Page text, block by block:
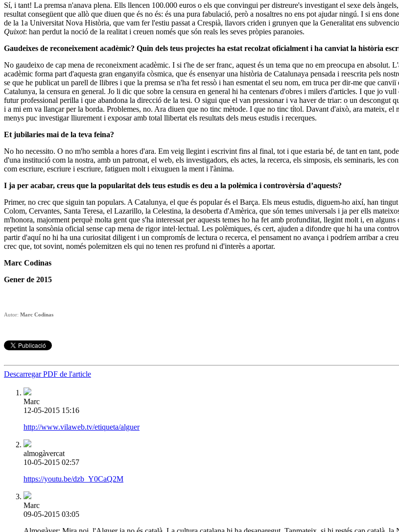
Sí, i tant! La premsa n'anava plena. Ells llencen 100.000 euros o els que convingui per distreure's investigant el sexe dels
resultat consegüent que allò que diuen que és no és: és una pura fabulació, però a nosaltres no ens pot ajudar ningú. I si ens
de la 1a Universitat Nova Història, que vam fer l'estiu passat a Crespià, llavors criden i grunyen que la Generalitat ens
Quixot: han perdut la noció de la realitat i creuen només que són reals les seves pròpies paranoies.
Gaudeixes de reconeixement acadèmic? Quin dels teus projectes ha estat recolzat oficialment i ha canviat la història
No gaudeixo de cap mena de reconeixment acadèmic. I si t'he de ser franc, aquest és un tema que no em preocupa en
acadèmic forma part d'aquesta gran enganyifa còsmica, que és ensenyar una història de Catalunaya pensada i reescrita pels
se que he publicat un parell de llibres i que la premsa se n'ha fet ressò i han esmentat el seu nom, em truca per dir-me que
Catalunya, la censura en general. Jo li dic que sobre la censura en general hi ha centenars d'obres i milers d'articles. I que jo
futur professional perilla i que abandona la direcció de la tesi. O sigui que el van pressionar i va haver de triar: o un descongut
i a mi em va llançar per la borda. Problemes, no. Ara diuen que no tinc mètode. I que no tinc títol. Davant d'això, ara mateix,
menys puc investigar lliurement i exposar amb total llibertat els resultats dels meus estudis i recerques.
Et jubilaries mai de la teva feina?
No ho necessito. O no m'ho sembla a hores d'ara. Em veig llegint i escrivint fins al final, tot i que estaria bé, de tant en tant,
d'una institució com la nostra, amb un patronat, el web, els investigadors, els actes, la recerca, els simposis, els seminaris, les
com escriure, escriure i escriure, fatiguen molt i eixuguen la ment i l'ànima.
I ja per acabar, creus que la popularitat dels teus estudis es deu a la polèmica i controvèrsia d’aquests?
Primer, no crec que siguin tan populars. A Catalunya, el que és popular és el Barça. Els meus estudis, diguem-ho així, han
Colom, Cervantes, Santa Teresa, el Lazarillo, la Celestina, la desoberta d'Amèrica, que són temes universals i ja per ells
m'honora, majorment perquè molta gent que s'ha interessat per aquests temes ho ha fet amb profunditat, llegint molt i, en
repetint la sonsònia oficial sense cap mena de rigor intel·lectual. Les polèmiques, és cert, ajuden a difondre que hi ha una
partir d'aquí no hi ha una curiositat diligent i un compromís de lectura o recerca, el pensament no avança i podríem arribar a
crec que, tot sovint, només polemitzen els qui no tenen res profund ni d'interès a aportar.
Marc Codinas
Gener de 2015
Autor: Marc Codinas
Descarregar PDF de l'article
Marc
12-05-2015 15:16
http://www.vilaweb.tv/etiqueta/alguer
almogàvercat
10-05-2015 02:57
https://youtu.be/dzb_Y0CaQ2M
Marc
09-05-2015 03:05